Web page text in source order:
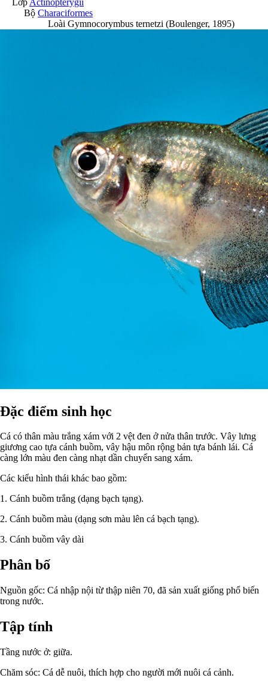
Bộ Characiformes
Loài Gymnocorymbus ternetzi (Boulenger, 1895)
Đặc điểm sinh học
Cá có thân màu trắng xám với 2 vệt đen ở nửa thân trước. Vây lưng
giương cao tựa cánh buồm, vây hậu môn rộng bản tựa bánh lái. Cá
càng lớn màu đen càng nhạt dần chuyển sang xám.
Các kiểu hình thái khác bao gồm:
1. Cánh buồm trắng (dạng bạch tạng).
2. Cánh buồm màu (dạng sơn màu lên cá bạch tạng).
3. Cánh buồm vây dài
Phân bố
Nguồn gốc: Cá nhập nội từ thập niên 70, đã sản xuất giống phổ biến
trong nước.
Tập tính
Tầng nước ở: giữa.
Chăm sóc: Cá dễ nuôi, thích hợp cho người mới nuôi cá cảnh.